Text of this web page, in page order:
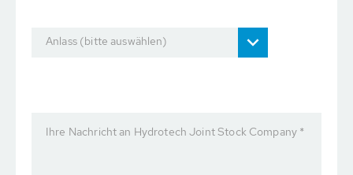
Anlass (bitte auswählen)
Ihre Nachricht an Hydrotech Joint Stock Company *